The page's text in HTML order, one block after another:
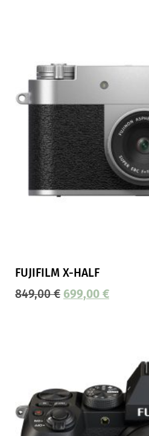
FUJIFILM X-HALF
849,00€ 699,00 €